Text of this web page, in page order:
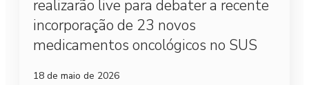
realizarão live para debater a recente
incorporação de 23 novos
medicamentos oncológicos no SUS
18 de maio de 2026